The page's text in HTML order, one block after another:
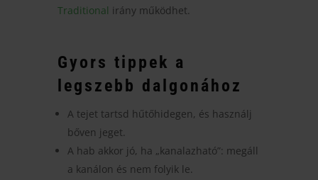
Traditional irány működhet.
Gyors tippek a
legszebb dalgonához
A tejet tartsd hűtőhidegen, és használj
bőven jeget.
A hab akkor jó, ha „kanalazható”: megáll
a kanálon és nem folyik le.